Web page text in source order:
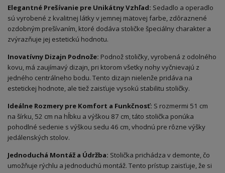
Elegantné Prešívanie pre Unikátny Vzhľad: Sedadlo a operadlo
sú vyrobené z kvalitnej látky v jemnej mätovej farbe, zdôraznené
ozdobným prešívaním, ktoré dodáva stoličke špeciálny charakter a
zvýrazňuje jej estetickú hodnotu.
Inovatívny Dizajn Podnože: Podnož stoličky, vyrobená z odolného
kovu, má zaujímavý dizajn, pri ktorom všetky nohy vyčnievajú z
jedného centrálneho bodu. Tento dizajn nielenže pridáva na
estetickej hodnote, ale tiež zaisťuje vysokú stabilitu stoličky.
Ideálne Rozmery pre Komfort a Funkčnosť: S rozmermi 51 cm
na šírku, 52 cm na hĺbku a výškou 87 cm, táto stolička ponúka
pohodlné sedenie s výškou sedu 46 cm, vhodnú pre rôzne výšky
jedálenských stolov.
Jednoduchá Montáž a Údržba: Stolička prichádza v demonte, čo
umožňuje rýchlu a jednoduchú montáž. Tento prístup zaisťuje, že si